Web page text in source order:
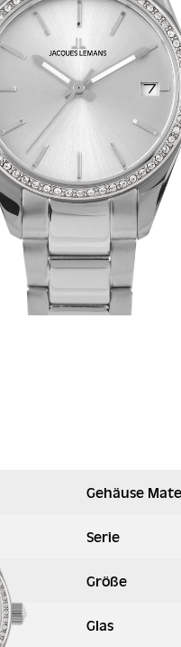
Gehäuse
Serie
Größe
Glas